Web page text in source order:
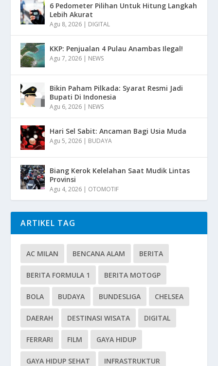
6 Pedometer Pilihan Untuk Hitung Langkah
Lebih Akurat
Agu 8, 2026 | DIGITAL
KKP: Penjualan 4 Pulau Anambas Ilegal!
Agu 7, 2026 | NEWS
Bikin Paham Pilkada: Syarat Resmi Jadi
Bupati Di Indonesia
Agu 6, 2026 | NEWS
Hari Sel Sabit: Ancaman Bagi Usia Muda
Agu 5, 2026 | BUDAYA
Biang Kerok Kelelahan Saat Mudik Lintas
Provinsi
Agu 4, 2026 | OTOMOTIF
ARTIKEL TAG
AC MILAN BENCANA ALAM BERITA
BERITA FORMULA 1 BERITA MOTOGP
BOLA BUDAYA BUNDESLIGA CHELSEA
DAERAH DESTINASI WISATA DIGITAL
FERRARI FILM GAYA HIDUP
GAYA HIDUP SEHAT INFRASTRUKTUR